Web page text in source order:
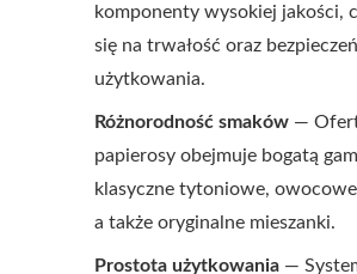
komponenty wysokiej jakości,
się na trwałość oraz
użytkowania.
Różnorodność smaków —
papierosy obejmuje bogatą
klasyczne tytoniowe,
a także oryginalne mieszanki.
Prostota użytkowania —